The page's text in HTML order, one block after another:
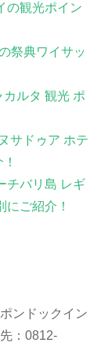
の観光ポイン
祭典ワイサッ
カルタ 観光 ポ
サドゥア ホテ
バリ島 レギ
ご紹介！
ンドックイン
：0812-